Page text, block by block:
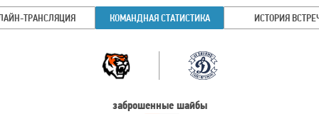
ТРАНСЛЯЦИЯ КОМАНДНАЯ СТАТИСТИКА ИСТОРИЯ
Команда
заброшенные шайбы